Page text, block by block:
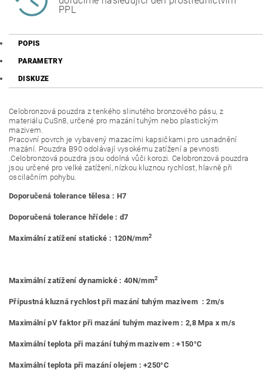
PPL
POPIS
PARAMETRY
DISKUZE
Celobronzová pouzdra z tenkého slinutého bronzového pásu, z
materiálu CuSn8, určené pro mazání tuhým nebo plastickým
mazivem.
Pracovní povrch je vybavený mazacími kapsičkami pro usnadnění
mazání. Pouzdra B90 odolávají vysokému zatížení a pevnosti
.Celobronzová pouzdra jsou odolná vůči korozi. Celobronzová pouzdra
jsou určené pro velké zatížení, nízkou kluznou rychlost, hlavně při
oscilačním pohybu.
Doporučená tolerance tělesa : H7
Doporučená tolerance hřídele : d7
Maximální zatížení statické : 120N/mm2
Maximální zatížení dynamické : 40N/mm2
Přípustná kluzná rychlost při mazání tuhým mazivem : 2m/s
Maximální pV faktor při mazání tuhým mazivem : 2,8 Mpa x m/s
Maximální teplota při mazání tuhým mazivem : +150°C
Maximální teplota při mazání olejem : +250°C